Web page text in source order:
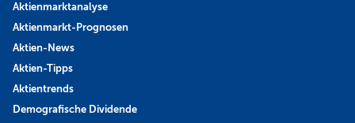
Aktienmarktanalyse
Aktienmarkt-Prognosen
Aktien-News
Aktien-Tipps
Aktientrends
Demografische Dividende